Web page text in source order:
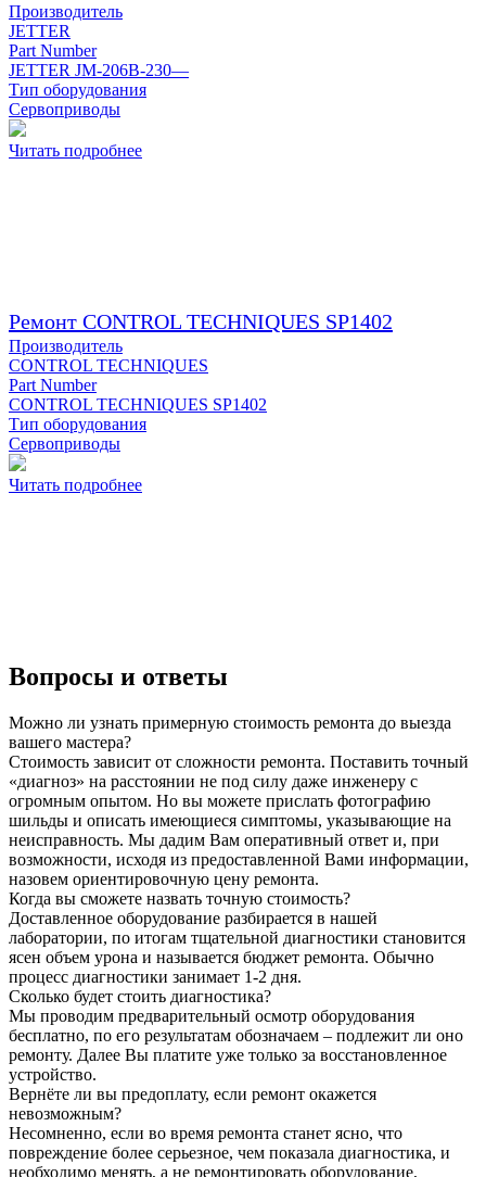
Производитель
JETTER
Part Number
JETTER JM-206B-230—
Тип оборудования
Сервоприводы
Читать подробнее
Ремонт CONTROL TECHNIQUES SP1402
Производитель
CONTROL TECHNIQUES
Part Number
CONTROL TECHNIQUES SP1402
Тип оборудования
Сервоприводы
Читать подробнее
Вопросы и ответы
Можно ли узнать примерную стоимость ремонта до выезда
вашего мастера?
Стоимость зависит от сложности ремонта. Поставить точный
«диагноз» на расстоянии не под силу даже инженеру с
огромным опытом. Но вы можете прислать фотографию
шильды и описать имеющиеся симптомы, указывающие на
неисправность. Мы дадим Вам оперативный ответ и, при
возможности, исходя из предоставленной Вами информации,
назовем ориентировочную цену ремонта.
Когда вы сможете назвать точную стоимость?
Доставленное оборудование разбирается в нашей
лаборатории, по итогам тщательной диагностики становится
ясен объем урона и называется бюджет ремонта. Обычно
процесс диагностики занимает 1-2 дня.
Сколько будет стоить диагностика?
Мы проводим предварительный осмотр оборудования
бесплатно, по его результатам обозначаем – подлежит ли оно
ремонту. Далее Вы платите уже только за восстановленное
устройство.
Вернёте ли вы предоплату, если ремонт окажется
невозможным?
Несомненно, если во время ремонта станет ясно, что
повреждение более серьезное, чем показала диагностика, и
необходимо менять, а не ремонтировать оборудование,